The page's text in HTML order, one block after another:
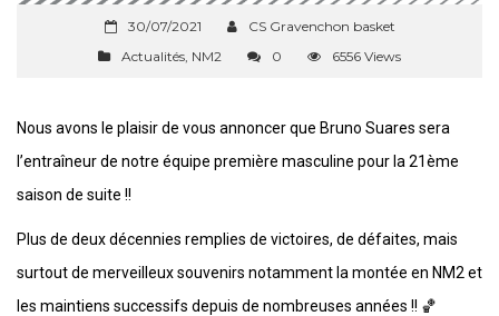
30/07/2021
CS Gravenchon basket
Actualités, NM2 0 6556 Views
Nous avons le plaisir de vous annoncer que Bruno Suares sera
l’entraîneur de notre équipe première masculine pour la 21ème
saison de suite !!
Plus de deux décennies remplies de victoires, de défaites, mais
surtout de merveilleux souvenirs notamment la montée en NM2 et
les maintiens successifs depuis de nombreuses années !! 🏀